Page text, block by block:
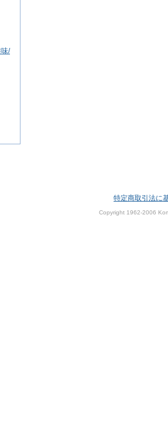
/
特定商取引法に
Copyright 1962-2006